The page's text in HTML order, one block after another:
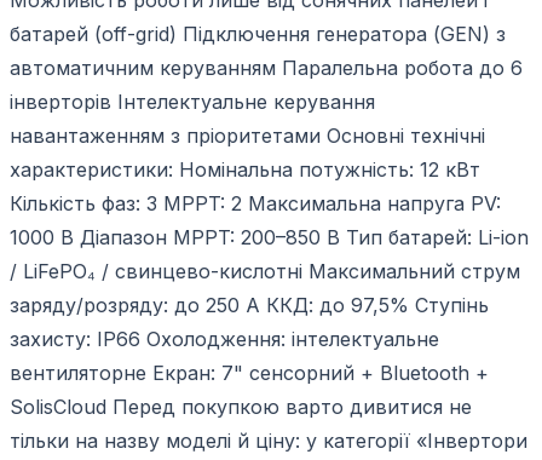
батарей (off-grid) Підключення генератора (GEN) з
автоматичним керуванням Паралельна робота до 6
інверторів Інтелектуальне керування
навантаженням з пріоритетами Основні технічні
характеристики: Номінальна потужність: 12 кВт
Кількість фаз: 3 MPPT: 2 Максимальна напруга PV:
1000 В Діапазон MPPT: 200–850 В Тип батарей: Li-ion
/ LiFePO₄ / свинцево-кислотні Максимальний струм
заряду/розряду: до 250 А ККД: до 97,5% Ступінь
захисту: IP66 Охолодження: інтелектуальне
вентиляторне Екран: 7" сенсорний + Bluetooth +
SolisCloud Перед покупкою варто дивитися не
тільки на назву моделі й ціну: у категорії «Інвертори